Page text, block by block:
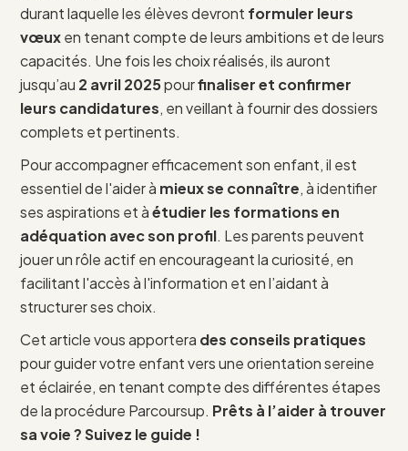
durant laquelle les élèves devront formuler leurs
vœuxen tenant compte de leurs ambitions et de leurs
capacités. Une fois les choix réalisés, ils auront
jusqu’au 2 avril 2025pourfinaliser et confirmer
leurs candidatures, en veillant à fournir des dossiers
complets et pertinents.
Pour accompagner efficacement son enfant, il est
essentiel de l'aider à mieux se connaître, à identifier
ses aspirations et àétudier les formations en
adéquation avec son profil. Les parents peuvent
jouer un rôle actif en encourageant la curiosité, en
facilitant l'accès à l'information et en l’aidant à
structurer ses choix.
Cet article vous apportera des conseils pratiques
pour guider votre enfant vers une orientation sereine
et éclairée, en tenant compte des différentes étapes
de la procédure Parcoursup. Prêts à l’aider à trouver
sa voie ? Suivez le guide !